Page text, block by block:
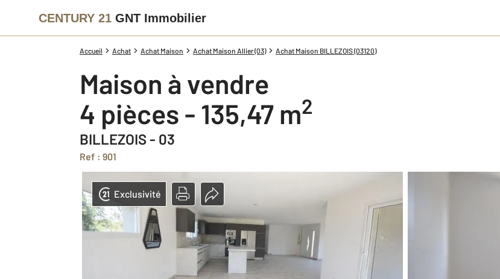
CENTURY 21 GNT Immobilier
Accueil Achat Achat Maison Achat Maison Allier (03) Achat Maison BILLEZOIS (03120)
Maison à vendre
4 pièces - 135,47 m2
BILLEZOIS - 03
Ref : 901
Exclusivité